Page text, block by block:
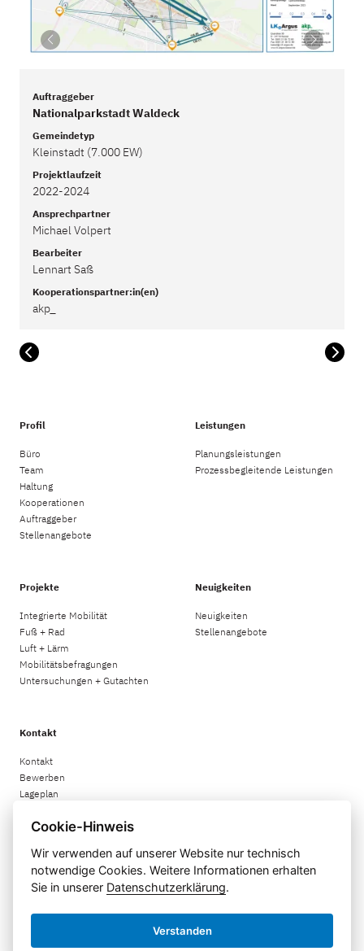
Auftraggeber
Nationalparkstadt Waldeck
Gemeindetyp
Kleinstadt (7.000 EW)
Projektlaufzeit
2022-2024
Ansprechpartner
Michael Volpert
Bearbeiter
Lennart Saß
Kooperationspartner:in(en)
akp_
Profil
Büro
Team
Haltung
Kooperationen
Auftraggeber
Stellenangebote
Leistungen
Planungsleistungen
Prozessbegleitende Leistungen
Projekte
Integrierte Mobilität
Fuß + Rad
Luft + Lärm
Mobilitätsbefragungen
Untersuchungen + Gutachten
Neuigkeiten
Neuigkeiten
Stellenangebote
Kontakt
Kontakt
Bewerben
Lageplan
Rechtliches
Impressum
Datenschutzerklärung
Cookie-Hinweis
Wir verwenden auf unserer Website nur technisch
notwendige Cookies. Weitere Informationen erhalten
Sie in unserer Datenschutzerklärung.
Verstanden